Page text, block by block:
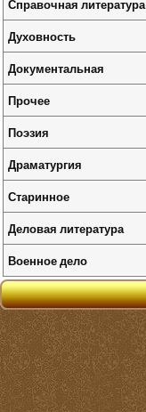
Справочная литература
Духовность
Документальная
Прочее
Поэзия
Драматургия
Старинное
Деловая литература
Военное дело